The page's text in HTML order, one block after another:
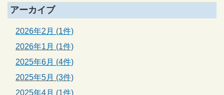
アーカイブ
2026年2月 (1件)
2026年1月 (1件)
2025年6月 (4件)
2025年5月 (3件)
2025年4月 (1件)